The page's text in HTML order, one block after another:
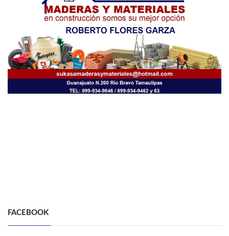
FACEBOOK